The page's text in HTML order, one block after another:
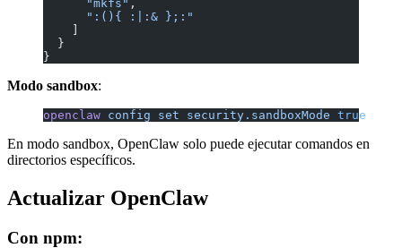
      "mkfs"
,
      ":(){ :|:& };:"
  }
}
Modo sandbox:
openclaw config set security.sandboxMode true
En modo sandbox, OpenClaw solo puede ejecutar comandos en
directorios específicos.
Actualizar OpenClaw
Con npm: